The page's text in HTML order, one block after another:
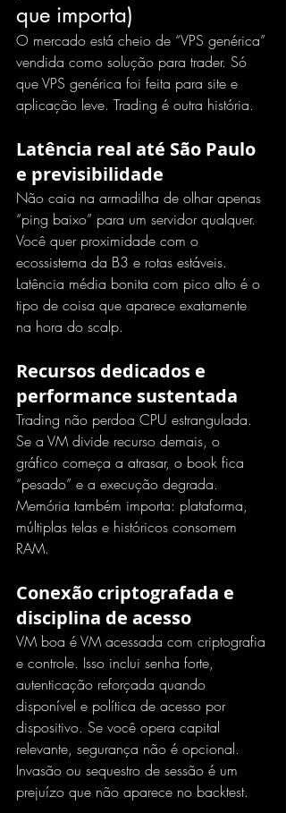
que importa)
O mercado está cheio de “VPS genérica”
vendida como solução para trader. Só
que VPS genérica foi feita para site e
aplicação leve. Trading é outra história.
Latência real até São Paulo
e previsibilidade
Não caia na armadilha de olhar apenas
“ping baixo” para um servidor qualquer.
Você quer proximidade com o
ecossistema da B3 e rotas estáveis.
Latência média bonita com pico alto é o
tipo de coisa que aparece exatamente
na hora do scalp.
Recursos dedicados e
performance sustentada
Trading não perdoa CPU estrangulada.
Se a VM divide recurso demais, o
gráfico começa a atrasar, o book fica
“pesado” e a execução degrada.
Memória também importa: plataforma,
múltiplas telas e históricos consomem
RAM.
Conexão criptografada e
disciplina de acesso
VM boa é VM acessada com criptografia
e controle. Isso inclui senha forte,
autenticação reforçada quando
disponível e política de acesso por
dispositivo. Se você opera capital
relevante, segurança não é opcional.
Invasão ou sequestro de sessão é um
prejuízo que não aparece no backtest.